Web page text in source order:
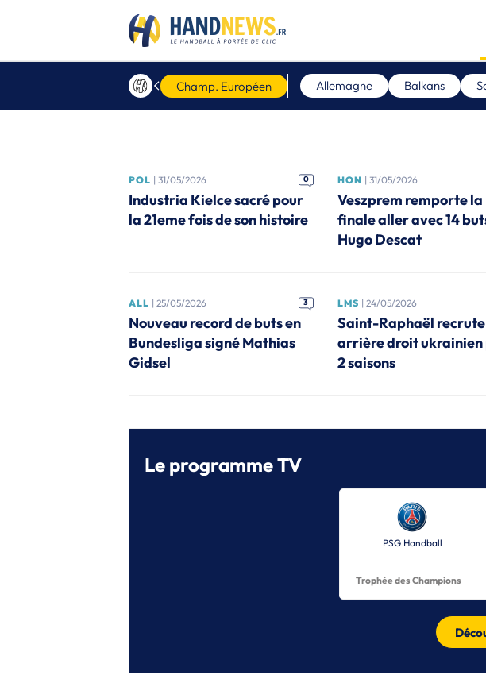
Champ. Européen Allemagne Balkans
POL | 31/05/2026 0
Industria Kielce sacré pour
la 21eme fois de son histoire
HON | 31/05/2026
Veszprem remporte la
finale aller avec 14
Hugo Descat
ALL | 25/05/2026 3
Nouveau record de buts en
Bundesliga signé Mathias
Gidsel
LMS | 24/05/2026
Saint-Raphaël recrute
arrière droit ukrainien
2 saisons
Le programme TV
PSG Handball
Trophée des Champions